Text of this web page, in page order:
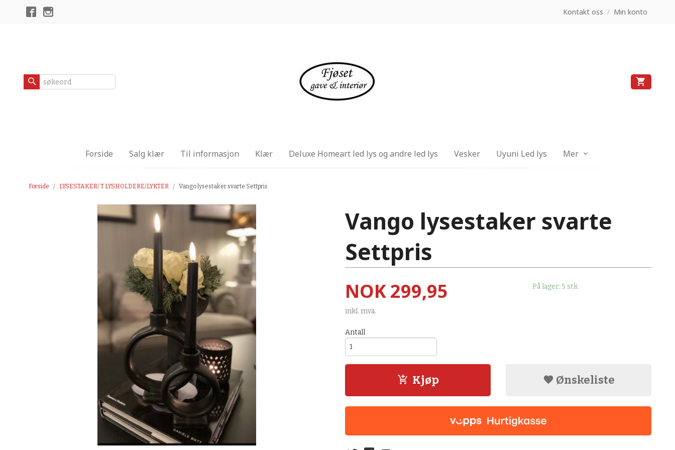
Kontakt oss / Min konto
Forside Salg klær Til informasjon Klær Deluxe Homeart led lys og andre led lys Vesker Uyuni Led lys Mer
Forside LYSESTAKER/ T LYSHOLDERE/LYKTER Vango lysestaker svarte Settpris
Vango lysestaker svarte
Settpris
Pris
NOK299,95
inkl. mva.
På lager: 5 stk.
Antall
Kjøp Ønskeliste